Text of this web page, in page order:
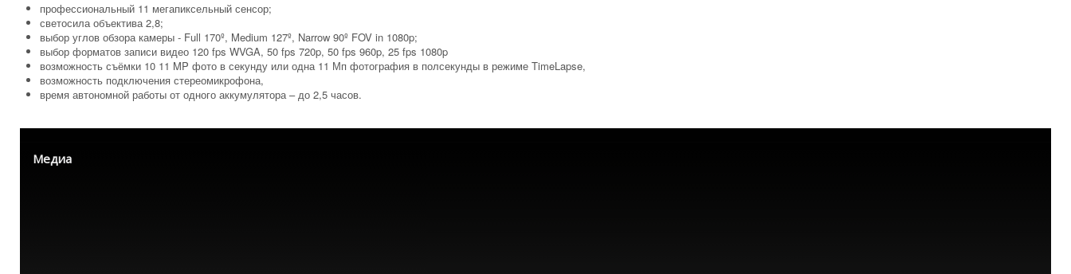
профессиональный 11 мегапиксельный сенсор;
светосила объектива 2,8;
выбор углов обзора камеры - Full 170º, Medium 127º, Narrow 90º FOV in 1080p;
выбор форматов записи видео 120 fps WVGA, 50 fps 720p, 50 fps 960p, 25 fps 1080p
возможность съёмки 10 11 MP фото в секунду или одна 11 Мп фотография в полсекунды в режиме TimeLapse,
возможность подключения стереомикрофона,
время автономной работы от одного аккумулятора – до 2,5 часов.
Медиа